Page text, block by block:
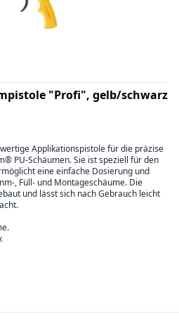
"Profi", gelb/schwarz
Applikationspistole für die präzise
PU-Schäumen. Sie ist speziell für den
eine einfache Dosierung und
, Füll- und Montageschäume. Die
und lässt sich nach Gebrauch leicht